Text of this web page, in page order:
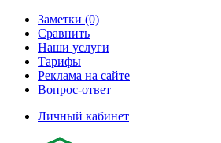
Заметки (0)
Сравнить
Наши услуги
Тарифы
Реклама на сайте
Вопрос-ответ
Личный кабинет